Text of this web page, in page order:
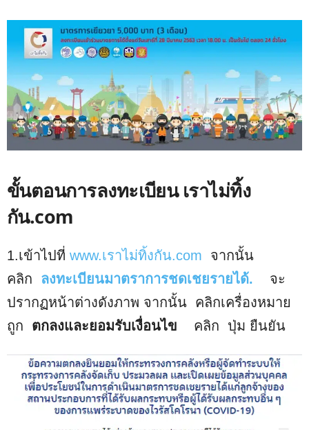
ขั้นตอนการลงทะเบียน เราไม่ทิ้ง
กัน.com
1.เข้าไปที่ www.เราไม่ทิ้งกัน.com จากนั้น
คลิก ลงทะเบียนมาตราการชดเชยรายได้. จะ
ปรากฏหน้าต่างดังภาพ จากนั้น คลิกเครื่องหมาย
ถูก ตกลงและยอมรับเงื่อนไข คลิก ปุ่ม ยืนยัน